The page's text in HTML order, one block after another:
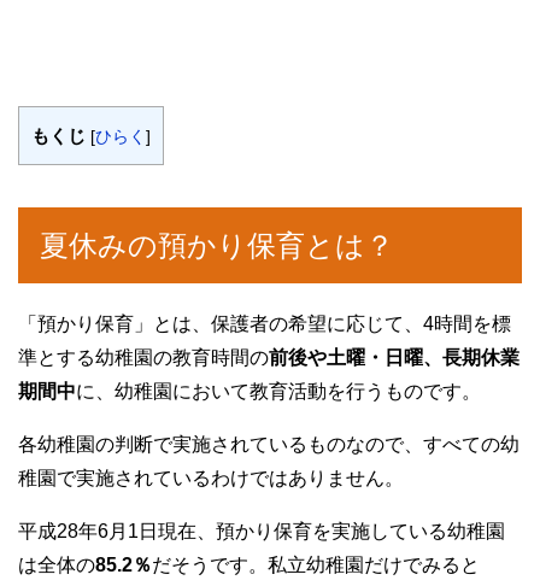
もくじ [ひらく ]
夏休みの預かり保育とは？
「預かり保育」とは、保護者の希望に応じて、4時間を標
準とする幼稚園の教育時間の前後や土曜・日曜、長期休業
期間中に、幼稚園において教育活動を行うものです。
各幼稚園の判断で実施されているものなので、すべての幼
稚園で実施されているわけではありません。
平成28年6月1日現在、預かり保育を実施している幼稚園
は全体の85.2％だそうです。私立幼稚園だけでみると